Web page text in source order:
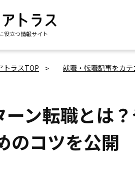
役立つ情報サイト
トラスTOP 就職・転職記事をカ
ーン転職とは
のコツを公開